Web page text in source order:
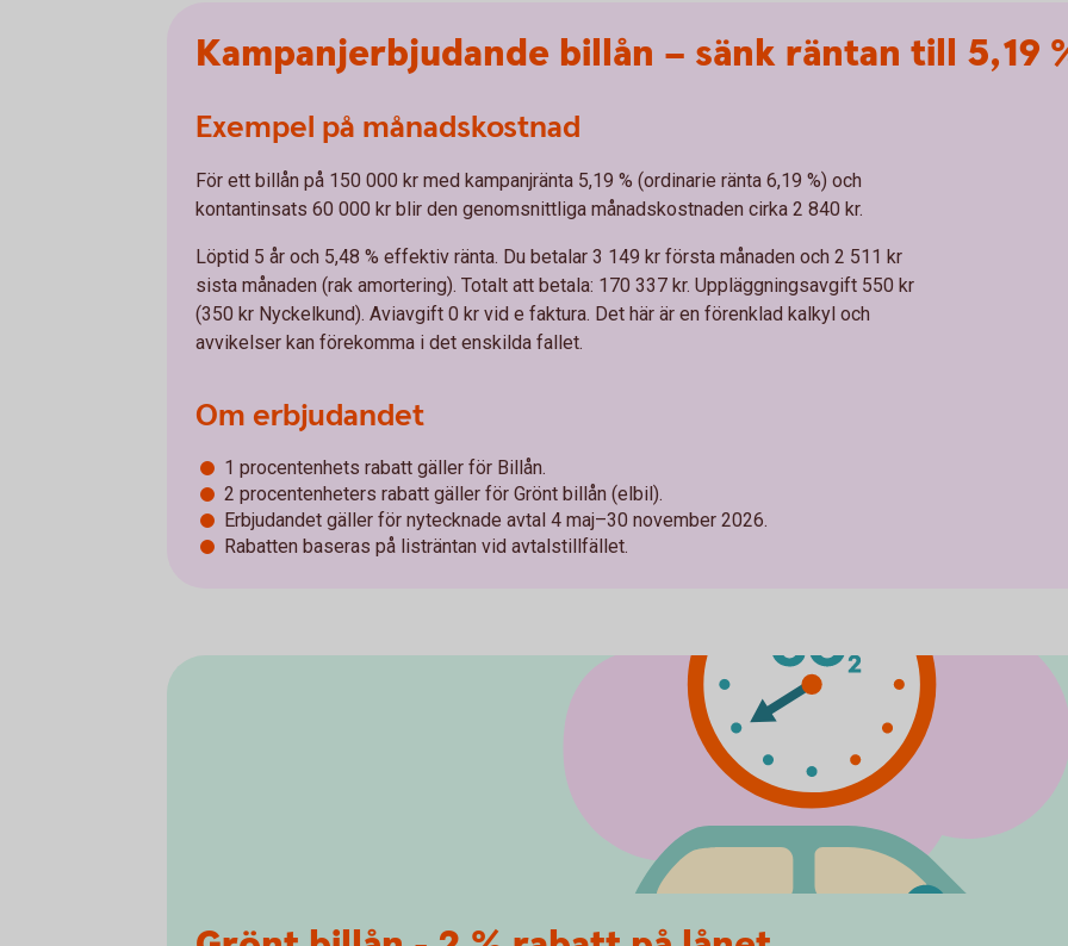
Kampanjerbjudande billån – sänk räntan till 5,19
Exempel på månadskostnad
För ett billån på 150 000 kr med kampanjränta 5,19 % (ordinarie ränta 6,19 %) och
kontantinsats 60 000 kr blir den genomsnittliga månadskostnaden cirka 2 840 kr.
Löptid 5 år och 5,48 % effektiv ränta. Du betalar 3 149 kr första månaden och 2 511 kr
sista månaden (rak amortering). Totalt att betala: 170 337 kr. Uppläggningsavgift 550 kr
(350 kr Nyckelkund). Aviavgift 0 kr vid e faktura. Det här är en förenklad kalkyl och
avvikelser kan förekomma i det enskilda fallet.
Om erbjudandet
1 procentenhets rabatt gäller för Billån.
2 procentenheters rabatt gäller för Grönt billån (elbil).
Erbjudandet gäller för nytecknade avtal 4 maj–30 november 2026.
Rabatten baseras på listräntan vid avtalstillfället.